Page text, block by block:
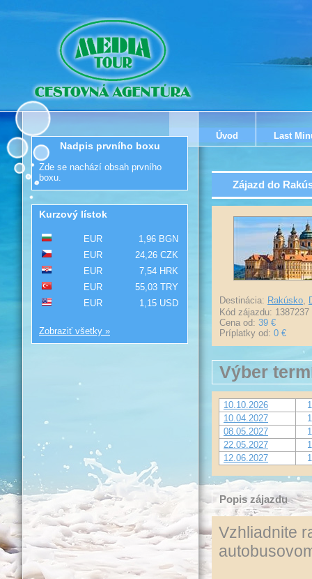
Úvod Last
Zájazd do
Destinácia: Rakúsko,
Kód zájazdu: 1387237
Cena od: 39 €
Príplatky od: 0 €
Výber
10.10.2026
10.04.2027
08.05.2027
22.05.2027
12.06.2027
Popis zájazdu
Vzhliadnite
Nadpis prvního boxu
Zde se nachází obsah prvního
boxu.
Kurzový lístok
EUR
1,96 BGN
EUR
24,26 CZK
EUR
7,54 HRK
EUR
55,03 TRY
EUR
1,15 USD
Zobraziť všetky »